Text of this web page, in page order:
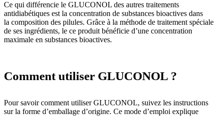
Ce qui différencie le GLUCONOL des autres traitements
antidiabétiques est la concentration de substances bioactives dans
la composition des pilules. Grâce à la méthode de traitement spéciale
de ses ingrédients, le ce produit bénéficie d’une concentration
maximale en substances bioactives.
Comment utiliser GLUCONOL ?
Pour savoir comment utiliser GLUCONOL, suivez les instructions
sur la forme d’emballage d’origine. Ce mode d’emploi explique